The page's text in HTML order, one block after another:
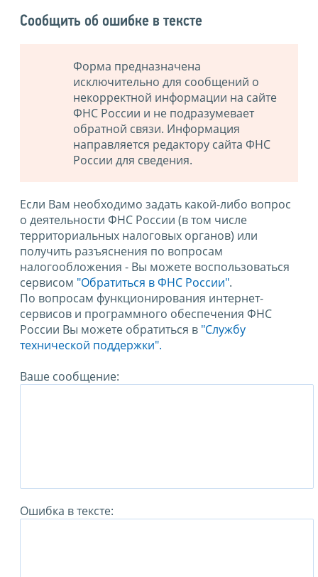
Сообщить об ошибке в тексте
Форма предназначена
исключительно для сообщений о
некорректной информации на сайте
ФНС России и не подразумевает
обратной связи. Информация
направляется редактору сайта ФНС
России для сведения.
Если Вам необходимо задать какой-либо вопрос
о деятельности ФНС России (в том числе
территориальных налоговых органов) или
получить разъяснения по вопросам
налогообложения - Вы можете воспользоваться
сервисом "Обратиться в ФНС России".
По вопросам функционирования интернет-
сервисов и программного обеспечения ФНС
России Вы можете обратиться в "Службу
технической поддержки".
Ваше сообщение:
Ошибка в тексте: